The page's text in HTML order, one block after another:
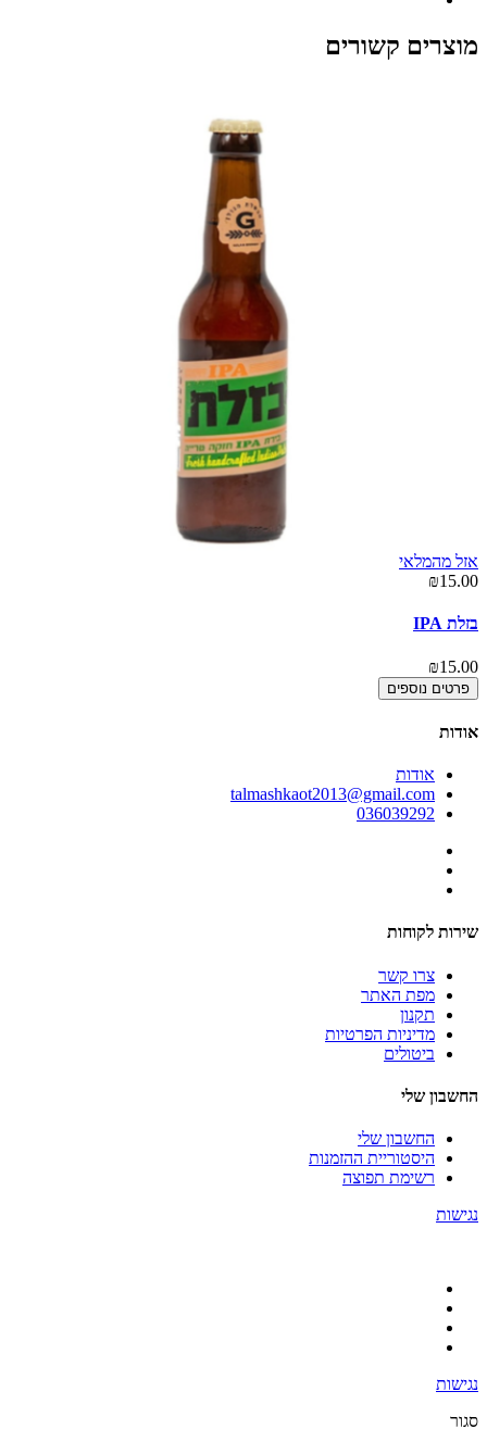
מוצרים קשורים
אזל מהמלאי
₪15.00
בזלת IPA
₪15.00
פרטים נוספים
אודות
אודות
talmashkaot2013@gmail.com
036039292
שירות לקוחות
צרו קשר
מפת האתר
תקנון
מדיניות הפרטיות
ביטולים
החשבון שלי
החשבון שלי
היסטוריית ההזמנות
רשימת תפוצה
נגישות
נגישות
סגור